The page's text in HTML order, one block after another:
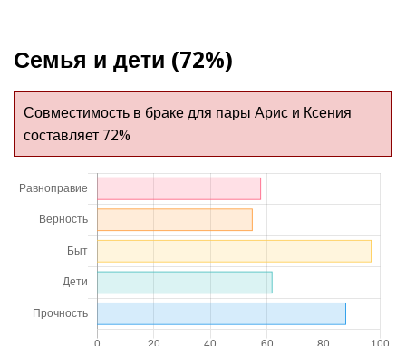
Семья и дети (72%)
Совместимость в браке для пары Арис и Ксения
составляет 72%